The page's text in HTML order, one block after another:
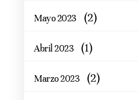
Mayo 2023 (2)
Abril 2023 (1)
Marzo 2023 (2)